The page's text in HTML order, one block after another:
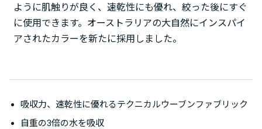
ように肌触りが良く、速乾性にも優れ、絞った後にすぐ
に使用できます。オーストラリアの大自然にインスパイ
アされたカラーを新たに採用しました。
吸収力、速乾性に優れるテクニカルウーブンファブリック
自重の3倍の水を吸収